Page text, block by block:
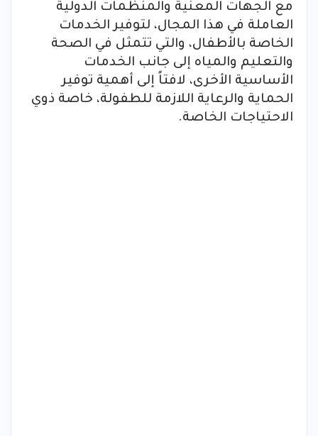
مع الجهات المعنية والمنظمات الدولية
العاملة في هذا المجال، لتوفير الخدمات
الخاصة بالأطفال، والتي تتمثل في الصحة
والتعليم والمياه إلى جانب الخدمات
الأساسية الأخرى، لافتاً إلى أهمية توفير
الحماية والرعاية اللازمة للطفولة، خاصة ذوي
الاحتياجات الخاصة.